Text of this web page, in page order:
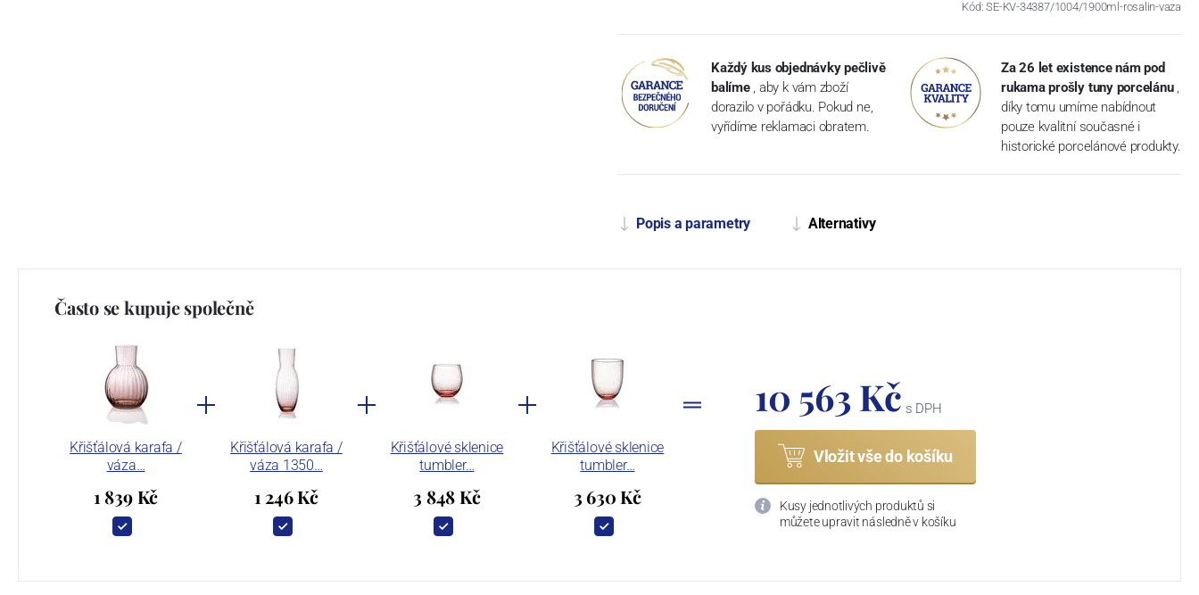
Kód: SE-KV-34387/1004/1900ml-rosalin-vaza
Každý kus objednávky pečlivě
balíme , aby k vám zboží
dorazilo v pořádku. Pokud ne,
vyřídíme reklamaci obratem.
Za 26 let existence nám pod
rukama prošly tuny porcelánu ,
díky tomu umíme nabídnout
pouze kvalitní současné i
historické porcelánové produkty.
Popis a parametry Alternativy
Často se kupuje společně
Křišťálová karafa /
váza…
1 839 Kč
Křišťálová karafa /
váza 1350…
1 246 Kč
Křišťálové sklenice
tumbler…
3 848 Kč
Křišťálové sklenice
tumbler…
3 630 Kč
10 563 Kč s DPH
Vložit vše do košíku
Kusy jednotlivých produktů si
můžete upravit následně v košíku